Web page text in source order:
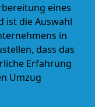
eines
ist die Auswahl
in
dass das
Erfahrung
Umzug